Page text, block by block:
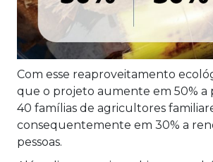
Com esse reaproveitamento
que o projeto aumente em 50% a
40 famílias de agricultores
consequentemente em 30% a
pessoas.